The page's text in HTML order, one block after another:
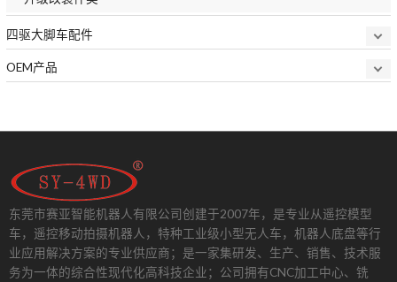
四驱大脚车配件
OEM产品
东莞市赛亚智能机器人有限公司创建于2007年，是专业从遥控模型
车，遥控移动拍摄机器人，特种工业级小型无人车，机器人底盘等行
业应用解决方案的专业供应商；是一家集研发、生产、销售、技术服
务为一体的综合性现代化高科技企业；公司拥有CNC加工中心、铣